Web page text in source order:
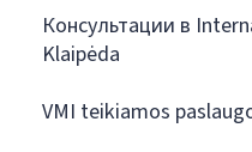
Консультации в
Klaipėda
VMI teikiamos